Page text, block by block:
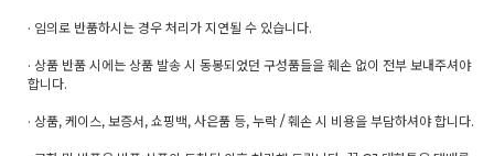
· 임의로 반품하시는 경우 처리가 지연될 수 있습니다.
· 상품 반품 시에는 상품 발송 시 동봉되었던 구성품들을 훼손 없이 전부 보내주셔야
합니다.
· 상품, 케이스, 보증서, 쇼핑백, 사은품 등, 누락 / 훼손 시 비용을 부담하셔야 합니다.